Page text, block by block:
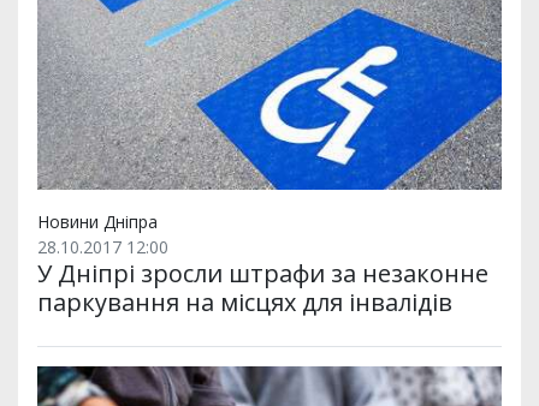
Новини Дніпра
28.10.2017 12:00
У Дніпрі зросли штрафи за незаконне
паркування на місцях для інвалідів